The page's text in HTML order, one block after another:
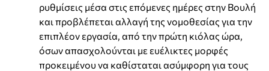
ρυθμίσεις μέσα στις επόμενες ημέρες στην Βουλή
και προβλέπεται αλλαγή της νομοθεσίας για την
επιπλέον εργασία, από την πρώτη κιόλας ώρα,
όσων απασχολούνται με ευέλικτες μορφές
προκειμένου να καθίσταται ασύμφορη για τους